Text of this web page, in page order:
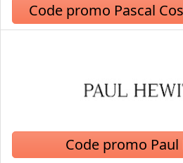
Code promo Pascal
Code promo